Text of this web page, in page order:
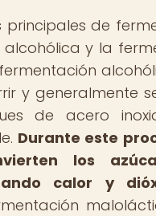
principales de
y la
y generalmente
de acero
Durante este
los
calor y